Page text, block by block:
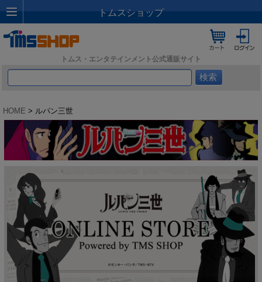
トムスショップ
トムス・エンタテインメント公式通販サイト
HOME > ルパン三世